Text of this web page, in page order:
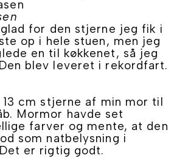
for den stjerne jeg fik i
op i hele stuen, men jeg
en til køkkenet, så jeg
blev leveret i rekordfart.
cm stjerne af min mor til
Mormor havde set
farver og mente, at den
som natbelysning i
er rigtig godt.